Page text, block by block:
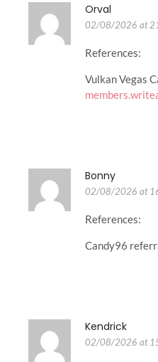
Orval
02/08/2026 at
References:
Vulkan Vegas
Bonny
02/08/2026 at
References:
Candy96
Kendrick
02/08/2026 at